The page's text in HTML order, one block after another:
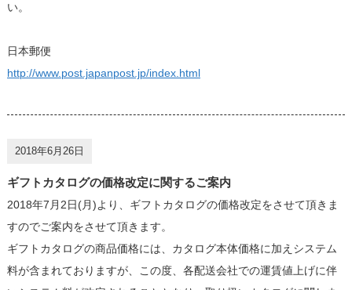
い。
日本郵便
http://www.post.japanpost.jp/index.html
2018年6月26日
ギフトカタログの価格改定に関するご案内
2018年7月2日(月)より、ギフトカタログの価格改定をさせて頂きま
すのでご案内をさせて頂きます。
ギフトカタログの商品価格には、カタログ本体価格に加えシステム
料が含まれておりますが、この度、各配送会社での運賃値上げに伴